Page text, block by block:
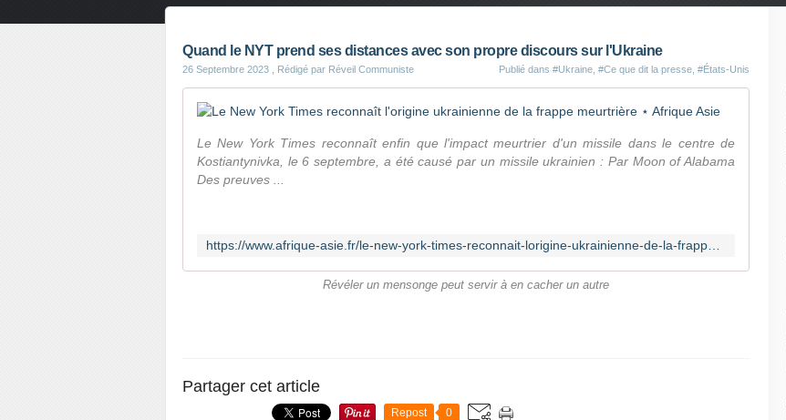
Quand le NYT prend ses distances avec son propre discours sur l'Ukraine
26 Septembre 2023 , Rédigé par Réveil Communiste Publié dans #Ukraine #Ce que dit la presse #États-Unis
Le New York Times reconnaît enfin que l'impact meurtrier d'un missile dans le centre de
Kostiantynivka, le 6 septembre, a été causé par un missile ukrainien : Par Moon of Alabama
Des preuves ...
Révéler un mensonge peut servir à en cacher un autre
Partager cet article
Repost 0